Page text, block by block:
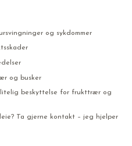
og sykdommer
og busker
beskyttelse for frukttrær og
Ta gjerne kontakt – jeg hjelper